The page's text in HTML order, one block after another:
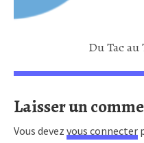
Du Tac au
Laisser un
Vous devez vous connecter